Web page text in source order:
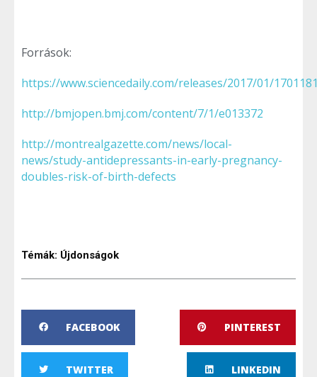
Források:
https://www.sciencedaily.com/releases/2017/01/
http://bmjopen.bmj.com/content/7/1/e013372
http://montrealgazette.com/news/local-
news/study-antidepressants-in-early-pregnancy-
doubles-risk-of-birth-defects
Témák: Újdonságok
FACEBOOK PINTEREST
TWITTER LINKEDIN